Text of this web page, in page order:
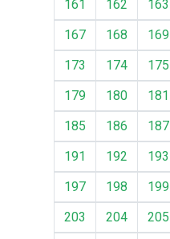
161
162 163
167
168 169
173
174 175
179
180 181
185
186 187
191
192 193
197
198 199
203
204 205